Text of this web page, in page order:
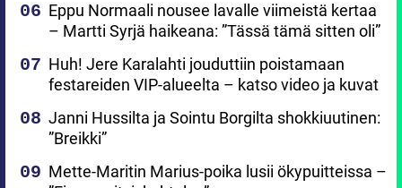
Eppu Normaali nousee lavalle viimeistä kertaa
– Martti Syrjä haikeana: ”Tässä tämä sitten oli”
Huh! Jere Karalahti jouduttiin poistamaan
festareiden VIP-alueelta – katso video ja kuvat
Janni Hussilta ja Sointu Borgilta shokkiuutinen:
”Breikki”
Mette-Maritin Marius-poika lusii ökypuitteissa –